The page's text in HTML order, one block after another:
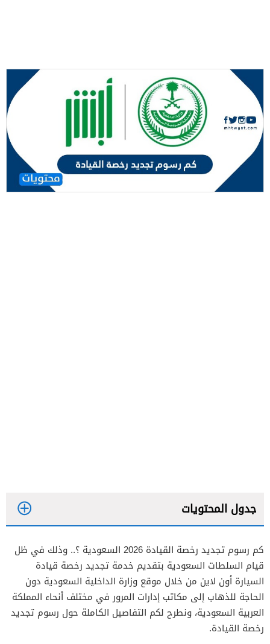
جدول المحتويات
كم رسوم تجديد رخصة القيادة المنتهية
كم رسوم تجديد رخصة القيادة 2026 السعودية ؟.. وذلك في ظل
قيام السلطات السعودية بتقديم خدمة تجديد رخصة قيادة
السيارة أون لاين من خلال موقع وزارة الداخلية السعودية دون
الحاجة للذهاب إلى مكاتب إدارات المرور في مختلف أنحاء المملكة
العربية السعودية، ونطرح لكم التفاصيل الكاملة حول رسوم تجديد
رخصة القيادة.